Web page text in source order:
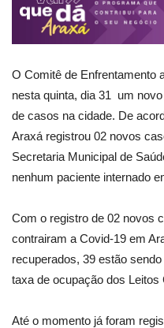
O Comitê de Enfrentamento
nesta quinta, dia 31 um
de casos na cidade. De
Araxá registrou 02 novos
Secretaria Municipal de
nenhum paciente internado
Com o registro de 02 novos
contrairam a Covid-19 em
recuperados, 39 estão
taxa de ocupação dos
Até o momento já foram